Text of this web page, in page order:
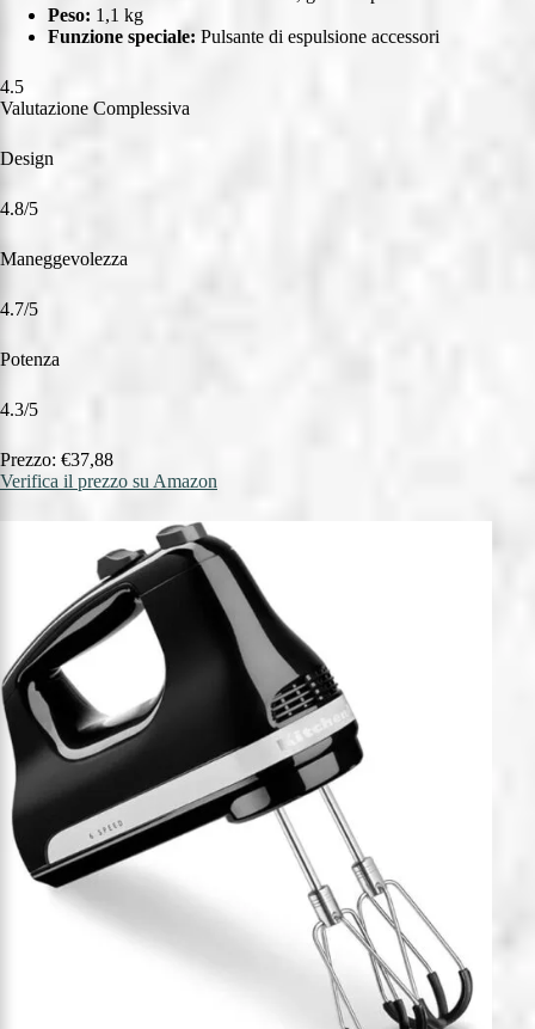
Peso: 1,1 kg
Funzione speciale: Pulsante di espulsione accessori
4.5
Valutazione Complessiva
Design
4.8/5
Maneggevolezza
4.7/5
Potenza
4.3/5
Prezzo: €37,88
Verifica il prezzo su Amazon